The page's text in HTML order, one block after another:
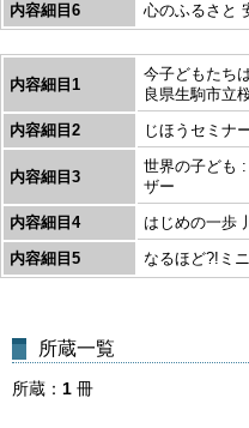
内容細目6
心のふるさと
内容細目1
今子どもたち
良県生駒市立
内容細目2
じほうセミナ
内容細目3
世界の子ども
ザー
内容細目4
はじめの一歩
内容細目5
なるほど?!ミ
所蔵一覧
所蔵 1 冊